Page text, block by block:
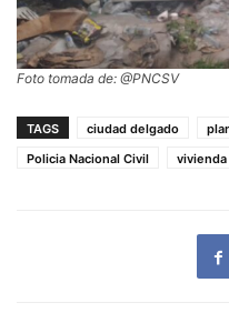
Foto tomada de: @PNCSV
TAGS ciudad delgado
Policia Nacional Civil